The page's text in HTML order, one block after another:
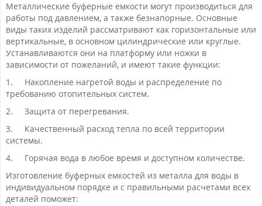
Металлические буферные емкости могут производиться для
работы под давлением, а также безнапорные. Основные
виды таких изделий рассматривают как горизонтальные или
вертикальные, в основном цилиндрические или круглые.
Устанавливаются они на платформу или ножки в
зависимости от пожеланий, и имеют такие функции:
1.
Накопление нагретой воды и распределение по
требованию отопительных систем.
2.
Защита от перегревания.
3.
Качественный расход тепла по всей территории
системы.
4.
Горячая вода в любое время и доступном количестве.
Изготовление буферных емкостей из металла для воды в
индивидуальном порядке и с правильными расчетами всех
деталей поможет: